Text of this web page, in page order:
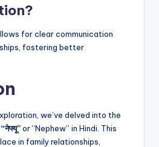
for clear communication
fostering better
we’ve delved into the
“नेफ्यू”or “Nephew” in Hindi. This
in family relationships,